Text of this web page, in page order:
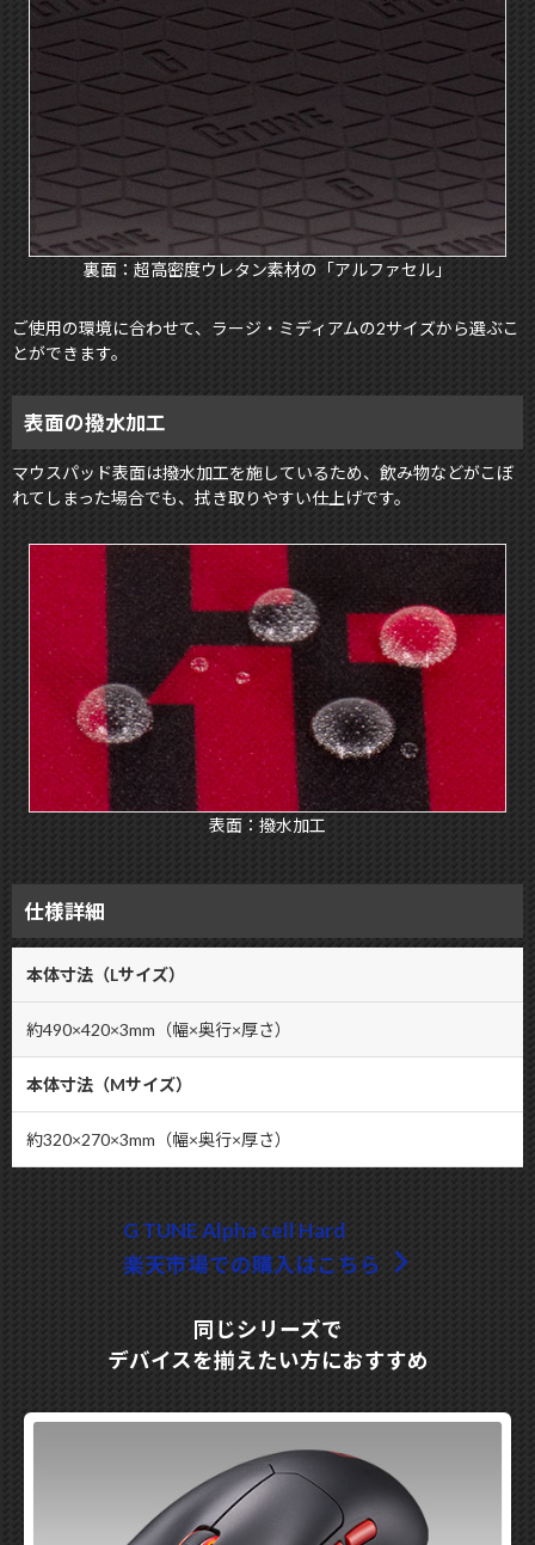
裏面：超高密度ウレタン素材の「アルファセル」
ご使用の環境に合わせて、ラージ・ミディアムの2サイズから選ぶこ
とができます。
表面の撥水加工
マウスパッド表面は撥水加工を施しているため、飲み物などがこぼ
れてしまった場合でも、拭き取りやすい仕上げです。
表面：撥水加工
仕様詳細
本体寸法（Lサイズ）
約490×420×3mm（幅×奥行×厚さ）
本体寸法（Mサイズ）
約320×270×3mm（幅×奥行×厚さ）
G TUNE Alpha cell Hard
楽天市場での購入はこちら
同じシリーズで
デバイスを揃えたい方におすすめ